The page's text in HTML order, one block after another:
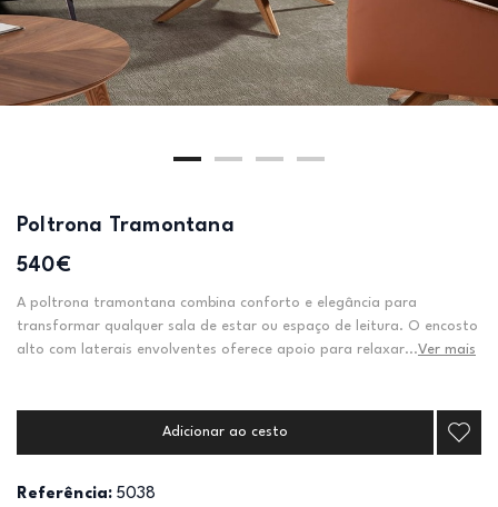
Poltrona Tramontana
540€
A poltrona tramontana combina conforto e elegância para
transformar qualquer sala de estar ou espaço de leitura. O encosto
alto com laterais envolventes oferece apoio para relaxar...Ver mais
Adicionar ao cesto
Referência: 5038